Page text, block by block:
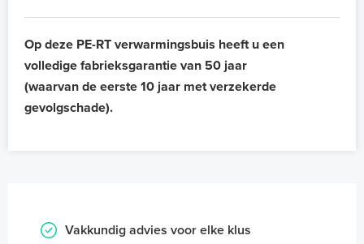
Op deze PE-RT verwarmingsbuis heeft u een
volledige fabrieksgarantie van 50 jaar
(waarvan de eerste 10 jaar met verzekerde
gevolgschade).
Vakkundig advies voor elke klus